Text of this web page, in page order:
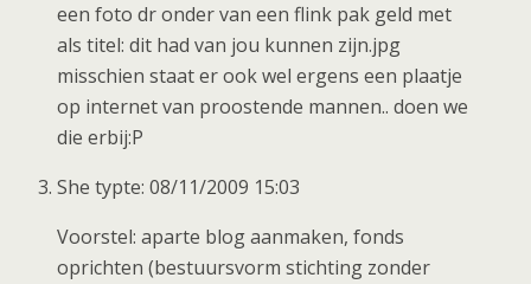
een foto dr onder van een flink pak geld met
als titel: dit had van jou kunnen zijn.jpg
misschien staat er ook wel ergens een plaatje
op internet van proostende mannen.. doen we
die erbij:P
She typte: 08/11/2009 15:03
Voorstel: aparte blog aanmaken, fonds
oprichten (bestuursvorm stichting zonder